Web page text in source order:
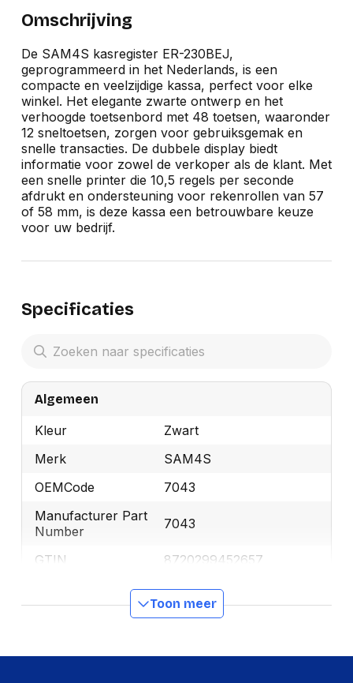
Omschrijving
De SAM4S kasregister ER-230BEJ,
geprogrammeerd in het Nederlands, is een
compacte en veelzijdige kassa, perfect voor elke
winkel. Het elegante zwarte ontwerp en het
verhoogde toetsenbord met 48 toetsen, waaronder
12 sneltoetsen, zorgen voor gebruiksgemak en
snelle transacties. De dubbele display biedt
informatie voor zowel de verkoper als de klant. Met
een snelle printer die 10,5 regels per seconde
afdrukt en ondersteuning voor rekenrollen van 57
of 58 mm, is deze kassa een betrouwbare keuze
voor uw bedrijf.
Specificaties
Algemeen
Kleur
Zwart
Merk
SAM4S
OEMCode
7043
Manufacturer Part
Number
7043
GTIN 8720299452657
Productformaat Toon meer